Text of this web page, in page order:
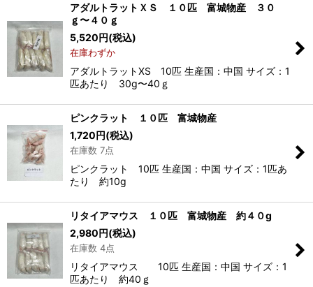
アダルトラットＸＳ １０匹 富城物産 ３０
ｇ〜４０ｇ
5,520円(税込)
在庫わずか
アダルトラットXS 10匹 生産国：中国 サイズ：1
匹あたり 30g〜40ｇ
ピンクラット １０匹 富城物産
1,720円(税込)
在庫数 7点
ピンクラット 10匹 生産国：中国 サイズ：1匹あ
たり 約10g
リタイアマウス １０匹 富城物産 約４０g
2,980円(税込)
在庫数 4点
リタイアマウス 10匹 生産国：中国 サイズ：1
匹あたり 約40ｇ